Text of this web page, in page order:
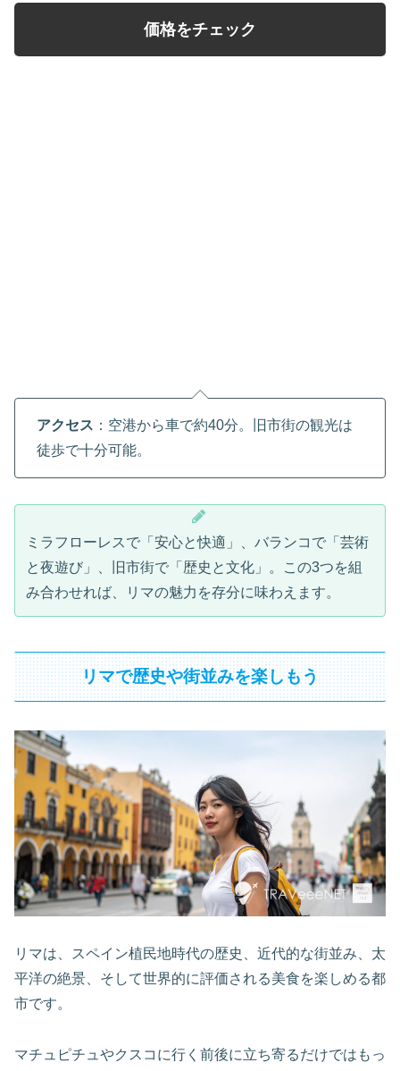
価格をチェック
アクセス ：空港から車で約40分。旧市街の観光は
徒歩で十分可能。
ミラフローレスで「安心と快適」、バランコで「芸術
と夜遊び」、旧市街で「歴史と文化」。この3つを組
み合わせれば、リマの魅力を存分に味わえます。
リマで歴史や街並みを楽しもう
リマは、スペイン植民地時代の歴史、近代的な街並み、太
平洋の絶景、そして世界的に評価される美食を楽しめる都
市です。
マチュピチュやクスコに行く前後に立ち寄るだけではもっ